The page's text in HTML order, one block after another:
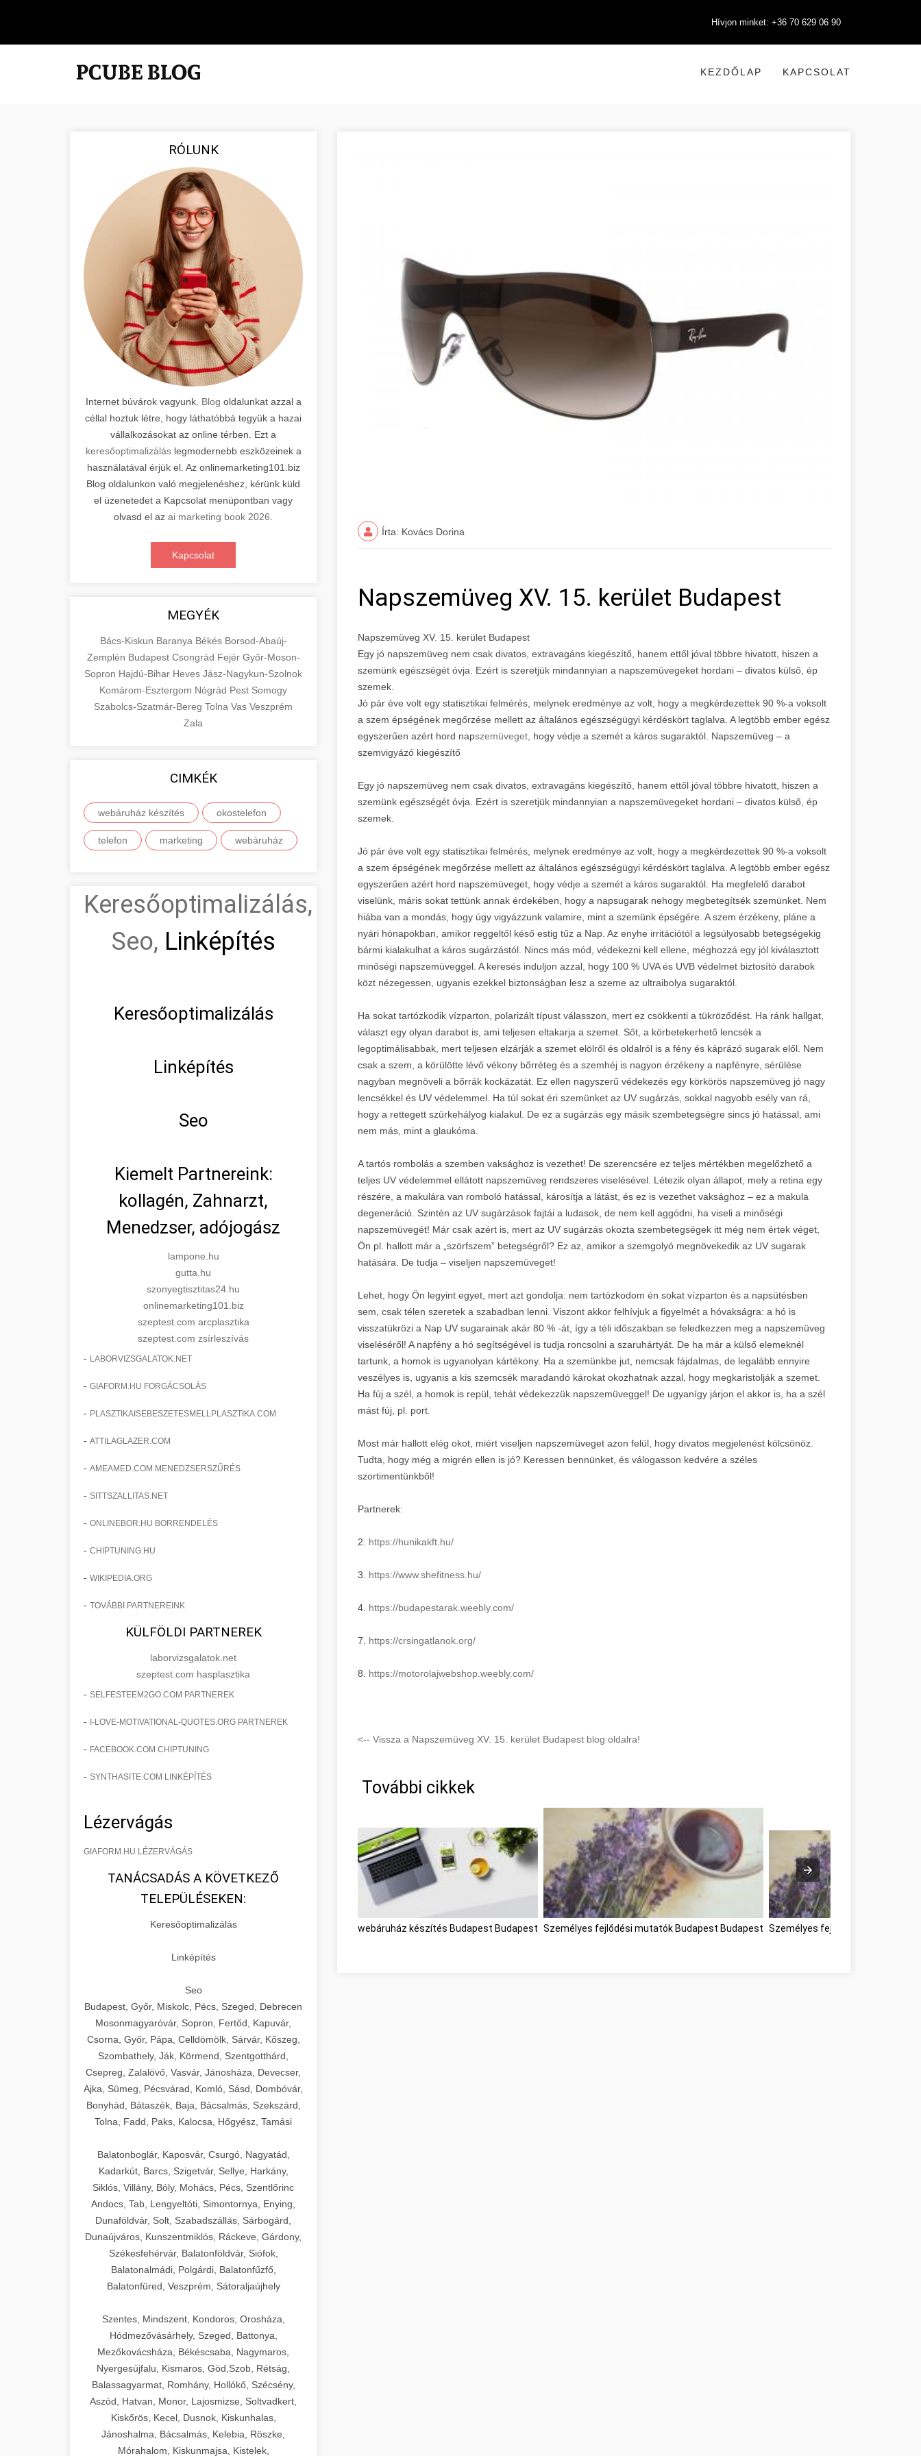
Hívjon minket: +36 70 629 06 90
KEZDŐLAP KAPCSOLAT
RÓLUNK
Internet búvárok vagyunk. Blog oldalunkat azzal a
céllal hoztuk létre, hogy láthatóbbá tegyük a hazai
vállalkozásokat az online térben. Ezt a
keresőoptimalizáláslegmodernebb eszközeinek a
használatával érjük el. Az onlinemarketing101.biz
Blog oldalunkon való megjelenéshez, kérünk küld
el üzenetedet a Kapcsolat menüpontban vagy
olvasd el az ai marketing book 2026
Kapcsolat
MEGYÉK
Bács-Kiskun Baranya Békés Borsod-Abaúj-
Zemplén Budapest Csongrád Fejér Győr-Moson-
Sopron Hajdú-Bihar Heves Jász-Nagykun-Szolnok
Komárom-Esztergom Nógrád Pest Somogy
Szabolcs-Szatmár-Bereg Tolna Vas Veszprém
Zala
CIMKÉK
webáruház készítés okostelefon
telefon marketing webáruház
Keresőoptimalizálás,
Seo, Linképítés
Keresőoptimalizálás
Linképítés
Seo
Kiemelt Partnereink:
kollagén, Zahnarzt,
Menedzser, adójogász
lampone.hu
gutta.hu
szonyegtisztitas24.hu
onlinemarketing101.biz
szeptest.com arcplasztika
szeptest.com zsírleszívás
- LABORVIZSGALATOK.NET
- GIAFORM.HU FORGÁCSOLÁS
- PLASZTIKAISEBESZETESMELLPLASZTIKA.COM
- ATTILAGLAZER.COM
- AMEAMED.COM MENEDZSERSZŰRÉS
- SITTSZALLITAS.NET
- ONLINEBOR.HU BORRENDELÉS
- CHIPTUNING.HU
- WIKIPEDIA.ORG
- TOVÁBBI PARTNEREINK
KÜLFÖLDI PARTNEREK
laborvizsgalatok.net
szeptest.com hasplasztika
- SELFESTEEM2GO.COM PARTNEREK
- I-LOVE-MOTIVATIONAL-QUOTES.ORG PARTNEREK
- FACEBOOK.COM CHIPTUNING
- SYNTHASITE.COM LINKÉPÍTÉS
Lézervágás
GIAFORM.HU LÉZERVÁGÁS
TANÁCSADÁS A KÖVETKEZŐ
TELEPÜLÉSEKEN:
Keresőoptimalizálás
Linképítés
Seo
Budapest, Győr, Miskolc, Pécs, Szeged, Debrecen
Mosonmagyaróvár, Sopron, Fertőd, Kapuvár,
Csorna, Győr, Pápa, Celldömölk, Sárvár, Kőszeg,
Szombathely, Ják, Körmend, Szentgotthárd,
Csepreg, Zalalövő, Vasvár, Jánosháza, Devecser,
Ajka, Sümeg, Pécsvárad, Komló, Sásd, Dombóvár,
Bonyhád, Bátaszék, Baja, Bácsalmás, Szekszárd,
Tolna, Fadd, Paks, Kalocsa, Hőgyész, Tamási
Balatonboglár, Kaposvár, Csurgó, Nagyatád,
Kadarkút, Barcs, Szigetvár, Sellye, Harkány,
Siklós, Villány, Bóly, Mohács, Pécs, Szentlőrinc
Andocs, Tab, Lengyeltóti, Simontornya, Enying,
Dunaföldvár, Solt, Szabadszállás, Sárbogárd,
Dunaújváros, Kunszentmiklós, Ráckeve, Gárdony,
Székesfehérvár, Balatonföldvár, Siófok,
Balatonalmádi, Polgárdi, Balatonfűzfő,
Balatonfüred, Veszprém, Sátoraljaújhely
Szentes, Mindszent, Kondoros, Orosháza,
Hódmezővásárhely, Szeged, Battonya,
Mezőkovácsháza, Békéscsaba, Nagymaros,
Nyergesújfalu, Kismaros, Göd,Szob, Rétság,
Balassagyarmat, Romhány, Hollókő, Szécsény,
Aszód, Hatvan, Monor, Lajosmizse, Soltvadkert,
Kiskőrös, Kecel, Dusnok, Kiskunhalas,
Jánoshalma, Bácsalmás, Kelebia, Röszke,
Mórahalom, Kiskunmajsa, Kistelek,
Írta: Kovács Dorina
Napszemüveg XV. 15. kerület Budapest
Napszemüveg XV. 15. kerület Budapest
Egy jó napszemüveg nem csak divatos, extravagáns kiegészítő, hanem ettől jóval többre hivatott, hiszen a
szemünk egészségét óvja. Ezért is szeretjük mindannyian a napszemüvegeket hordani – divatos külső, ép
szemek.
Jó pár éve volt egy statisztikai felmérés, melynek eredménye az volt, hogy a megkérdezettek 90 %-a voksolt
a szem épségének megőrzése mellett az általános egészségügyi kérdéskört taglalva. A legtöbb ember egész
egyszerűen azért hord napszemüveget, hogy védje a szemét a káros sugaraktól. Napszemüveg – a
szemvigyázó kiegészítő
Egy jó napszemüveg nem csak divatos, extravagáns kiegészítő, hanem ettől jóval többre hivatott, hiszen a
szemünk egészségét óvja. Ezért is szeretjük mindannyian a napszemüvegeket hordani – divatos külső, ép
szemek.
Jó pár éve volt egy statisztikai felmérés, melynek eredménye az volt, hogy a megkérdezettek 90 %-a voksolt
a szem épségének megőrzése mellett az általános egészségügyi kérdéskört taglalva. A legtöbb ember egész
egyszerűen azért hord napszemüveget, hogy védje a szemét a káros sugaraktól. Ha megfelelő darabot
viselünk, máris sokat tettünk annak érdekében, hogy a napsugarak nehogy megbetegítsék szemünket. Nem
hiába van a mondás, hogy úgy vigyázzunk valamire, mint a szemünk épségére. A szem érzékeny, pláne a
nyári hónapokban, amikor reggeltől késő estig tűz a Nap. Az enyhe irritációtól a legsúlyosabb betegségekig
bármi kialakulhat a káros sugárzástól. Nincs más mód, védekezni kell ellene, méghozzá egy jól kiválasztott
minőségi napszemüveggel. A keresés induljon azzal, hogy 100 % UVA és UVB védelmet biztosító darabok
közt nézegessen, ugyanis ezekkel biztonságban lesz a szeme az ultraibolya sugaraktól.
Ha sokat tartózkodik vízparton, polarizált típust válasszon, mert ez csökkenti a tükröződést. Ha ránk hallgat,
választ egy olyan darabot is, ami teljesen eltakarja a szemet. Sőt, a körbetekerhető lencsék a
legoptimálisabbak, mert teljesen elzárják a szemet elölről és oldalról is a fény és káprázó sugarak elől. Nem
csak a szem, a körülötte lévő vékony bőrréteg és a szemhéj is nagyon érzékeny a napfényre, sérülése
nagyban megnöveli a bőrrák kockázatát. Ez ellen nagyszerű védekezés egy körkörös napszemüveg jó nagy
lencsékkel és UV védelemmel. Ha túl sokat éri szemünket az UV sugárzás, sokkal nagyobb esély van rá,
hogy a rettegett szürkehályog kialakul. De ez a sugárzás egy másik szembetegségre sincs jó hatással, ami
nem más, mint a glaukóma.
A tartós rombolás a szemben vaksághoz is vezethet! De szerencsére ez teljes mértékben megelőzhető a
teljes UV védelemmel ellátott napszemüveg rendszeres viselésével. Létezik olyan állapot, mely a retina egy
részére, a makulára van romboló hatással, károsítja a látást, és ez is vezethet vaksághoz – ez a makula
degeneráció. Szintén az UV sugárzások fajtái a ludasok, de nem kell aggódni, ha viseli a minőségi
napszemüvegét! Már csak azért is, mert az UV sugárzás okozta szembetegségek itt még nem értek véget,
Ön pl. hallott már a „szörfszem” betegségről? Ez az, amikor a szemgolyó megnövekedik az UV sugarak
hatására. De tudja – viseljen napszemüveget!
Lehet, hogy Ön legyint egyet, mert azt gondolja: nem tartózkodom én sokat vízparton és a napsütésben
sem, csak télen szeretek a szabadban lenni. Viszont akkor felhívjuk a figyelmét a hóvakságra: a hó is
visszatükrözi a Nap UV sugarainak akár 80 % -át, így a téli időszakban se feledkezzen meg a napszemüveg
viseléséről! A napfény a hó segítségével is tudja roncsolni a szaruhártyát. De ha már a külső elemeknél
tartunk, a homok is ugyanolyan kártékony. Ha a szemünkbe jut, nemcsak fájdalmas, de legalább ennyire
veszélyes is, ugyanis a kis szemcsék maradandó károkat okozhatnak azzal, hogy megkaristolják a szemet.
Ha fúj a szél, a homok is repül, tehát védekezzük napszemüveggel! De ugyanígy járjon el akkor is, ha a szél
mást fúj, pl. port.
Most már hallott elég okot, miért viseljen napszemüveget azon felül, hogy divatos megjelenést kölcsönöz.
Tudta, hogy még a migrén ellen is jó? Keressen bennünket, és válogasson kedvére a széles
szortimentünkből!
Partnerek:
2. https://hunikakft.hu/
3. https://www.shefitness.hu/
4. https://budapestarak.weebly.com/
7. https://crsingatlanok.org/
8. https://motorolajwebshop. weebly.com/
<-- Vissza a Napszemüveg XV. 15. kerület Budapest blog oldalra!
További cikkek
webáruház készítés Budapest Budapest Személyes fejlődési mutatók Budapest Budapest Személyes fejlődési mutatók